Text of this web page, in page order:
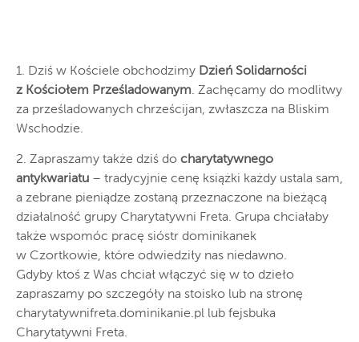
1. Dziś w Kościele obchodzimy Dzień Solidarności
z Kościołem Prześladowanym. Zachęcamy do modlitwy
za prześladowanych chrześcijan, zwłaszcza na Bliskim
Wschodzie.
2. Zapraszamy także dziś do charytatywnego
antykwariatu – tradycyjnie cenę książki każdy ustala sam,
a zebrane pieniądze zostaną przeznaczone na bieżącą
działalność grupy Charytatywni Freta. Grupa chciałaby
także wspomóc pracę sióstr dominikanek
w Czortkowie, które odwiedziły nas niedawno.
Gdyby ktoś z Was chciał włączyć się w to dzieło
zapraszamy po szczegóły na stoisko lub na stronę
charytatywnifreta.dominikanie.pl lub fejsbuka
Charytatywni Freta.